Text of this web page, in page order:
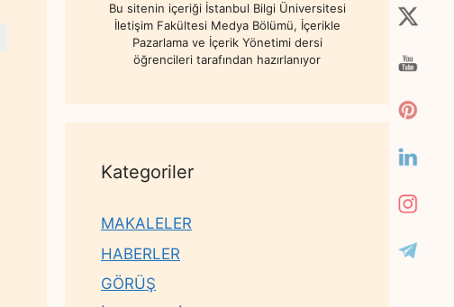
Bu sitenin içeriği İstanbul Bilgi Üniversitesi
İletişim Fakültesi Medya Bölümü, İçerikle
Pazarlama ve İçerik Yönetimi dersi
öğrencileri tarafından hazırlanıyor
Kategoriler
MAKALELER
HABERLER
GÖRÜŞ